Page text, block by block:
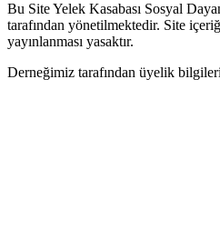
Bu Site Yelek Kasabası Sosyal
tarafından yönetilmektedir. Site
yayınlanması yasaktır.
Derneğimiz tarafından üyelik